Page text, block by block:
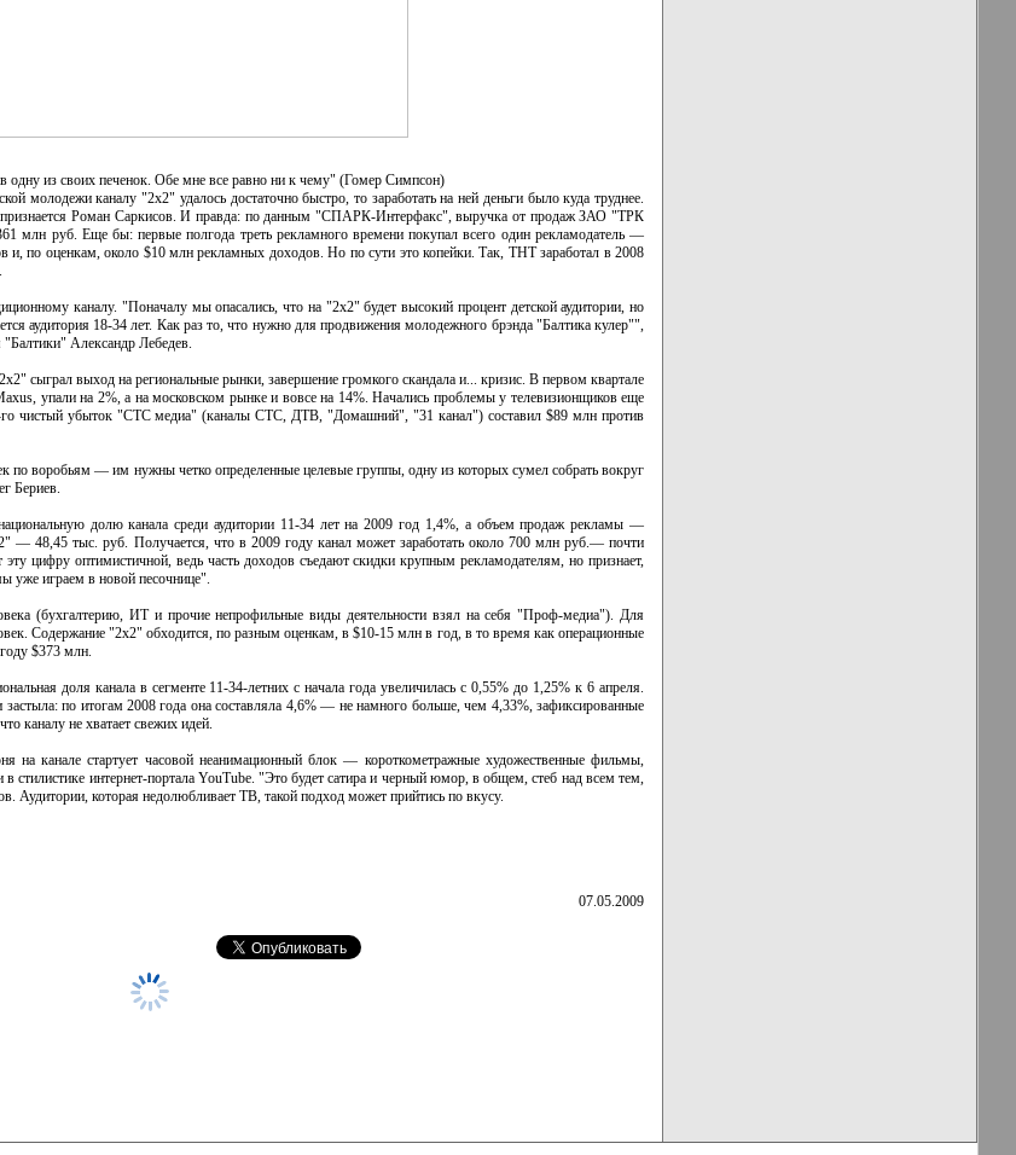
одну из своих печенок. Обе мне все равно ни к чему" (Гомер Симпсон)
молодежи каналу "2х2" удалось достаточно быстро, то заработать на ней деньги было куда труднее.
Роман Саркисов. И правда: по данным "СПАРК-Интерфакс", выручка от продаж ЗАО "ТРК
млн руб. Еще бы: первые полгода треть рекламного времени покупал всего один рекламодатель —
и, по оценкам, около $10 млн рекламных доходов. Но по сути это копейки. Так, ТНТ заработал в 2008
каналу. "Поначалу мы опасались, что на "2x2" будет высокий процент детской аудитории, но
аудитория 18-34 лет. Как раз то, что нужно для продвижения молодежного брэнда "Балтика кулер"",
Александр Лебедев.
сыграл выход на региональные рынки, завершение громкого скандала и... кризис. В первом квартале
упали на 2%, а на московском рынке и вовсе на 14%. Начались проблемы у телевизионщиков еще
чистый убыток "СТС медиа" (каналы СТС, ДТВ, "Домашний", "31 канал") составил $89 млн против
по воробьям — им нужны четко определенные целевые группы, одну из которых сумел собрать вокруг
Бериев.
долю канала среди аудитории 11-34 лет на 2009 год 1,4%, а объем продаж рекламы —
— 48,45 тыс. руб. Получается, что в 2009 году канал может заработать около 700 млн руб.— почти
цифру оптимистичной, ведь часть доходов съедают скидки крупным рекламодателям, но признает,
уже играем в новой песочнице".
(бухгалтерию, ИТ и прочие непрофильные виды деятельности взял на себя "Проф-медиа"). Для
Содержание "2x2" обходится, по разным оценкам, в $10-15 млн в год, в то время как операционные
$373 млн.
доля канала в сегменте 11-34-летних с начала года увеличилась с 0,55% до 1,25% к 6 апреля.
по итогам 2008 года она составляла 4,6% — не намного больше, чем 4,33%, зафиксированные
каналу не хватает свежих идей.
на канале стартует часовой неанимационный блок — короткометражные художественные фильмы,
стилистике интернет-портала YouTube. "Это будет сатира и черный юмор, в общем, стеб над всем тем,
Аудитории, которая недолюбливает ТВ, такой подход может прийтись по вкусу.
07.05.2009